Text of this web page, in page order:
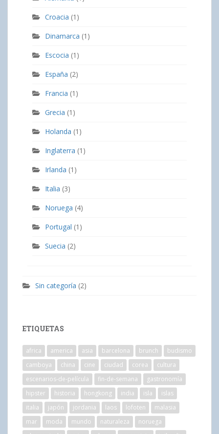
Croacia (1)
Dinamarca (1)
Escocia (1)
España (2)
Francia (1)
Grecia (1)
Holanda (1)
Inglaterra (1)
Irlanda (1)
Italia (3)
Noruega (4)
Portugal (1)
Suecia (2)
Sin categoría (2)
ETIQUETAS
africa america asia barcelona brunch
budismo
camboya
china cine ciudad corea
cultura
escenarios-de-película
fin-de-semana
gastronomía
hipster
historia hongkong india isla
islas
italia
japón jordania laos lofoten
malasia
mar
moda mundo naturaleza
noruega